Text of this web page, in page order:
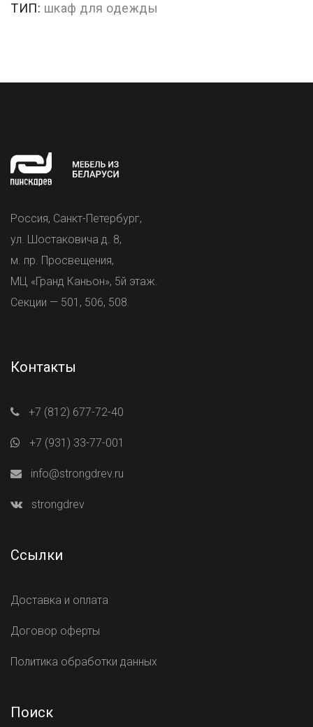
ТИП: шкаф для одежды
Россия, Санкт-Петербург,
ул. Шостаковича д. 8,
м. пр. Просвещения,
МЦ «Гранд Каньон», 5й этаж.
Секции — 501, 506, 508.
Контакты
+7 (812) 677-72-40
+7 (931) 33-77-001
info@strongdrev.ru
strongdrev
Ссылки
Доставка и оплата
Договор оферты
Политика обработки данных
Поиск